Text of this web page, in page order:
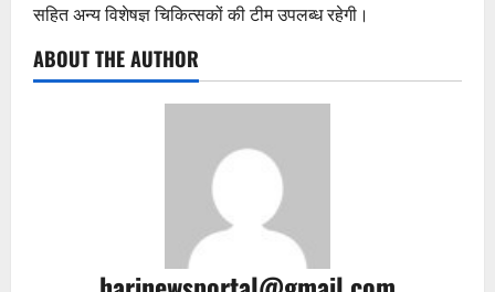
सहित अन्य विशेषज्ञ चिकित्सकों की टीम उपलब्ध रहेगी।
ABOUT THE AUTHOR